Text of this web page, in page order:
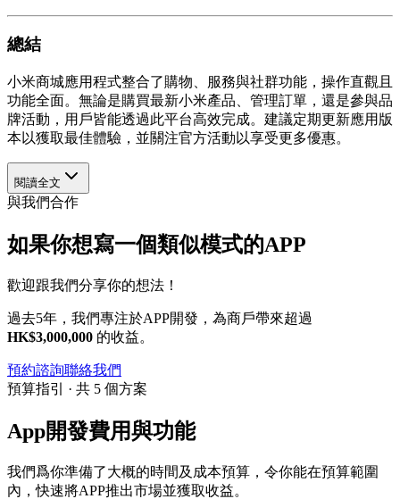
總結
小米商城應用程式整合了購物、服務與社群功能，操作直觀且
功能全面。無論是購買最新小米產品、管理訂單，還是參與品
牌活動，用戶皆能透過此平台高效完成。建議定期更新應用版
本以獲取最佳體驗，並關注官方活動以享受更多優惠。
閱讀全文
與我們合作
如果你想寫一個類似模式的APP
歡迎跟我們分享你的想法！
過去5年，我們專注於APP開發，為商戶帶來超過
HK$3,000,000 的收益。
預約諮詢聯絡我們
預算指引 · 共 5 個方案
App開發費用與功能
我們爲你準備了大概的時間及成本預算，令你能在預算範圍
內，快速將APP推出市場並獲取收益。